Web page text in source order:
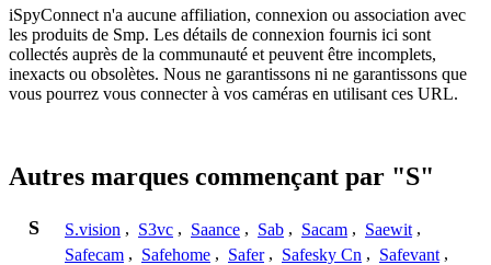
iSpyConnect n'a aucune affiliation, connexion ou association avec
les produits de Smp. Les détails de connexion fournis ici sont
collectés auprès de la communauté et peuvent être incomplets,
inexacts ou obsolètes. Nous ne garantissons ni ne garantissons que
vous pourrez vous connecter à vos caméras en utilisant ces URL.
Autres marques commençant par "S"
S S.vision , S3vc , Saance , Sab , Sacam , Saewit ,
Safecam , Safehome , Safer , Safesky Cn , Safevant ,